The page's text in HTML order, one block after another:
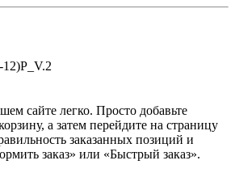
сайте легко. Просто добавьте
а затем перейдите на страницу
заказанных позиций и
заказ» или «Быстрый заказ».